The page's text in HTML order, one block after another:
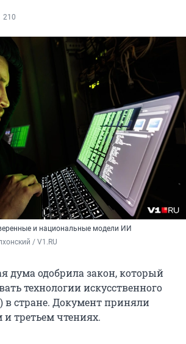
210
и национальные модели ИИ
/ V1.RU
дума одобрила закон, который
технологии искусственного
в стране. Документ приняли
и третьем чтениях.